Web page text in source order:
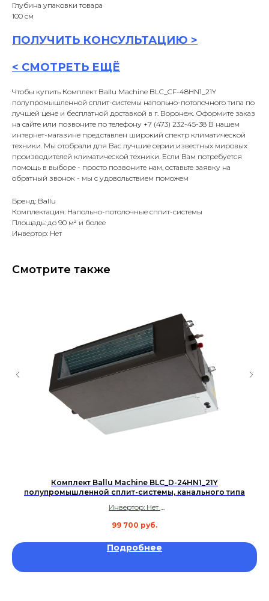
Глубина упаковки товара
100 см
ПОЛУЧИТЬ КОНСУЛЬТАЦИЮ >
< СМОТРЕТЬ ЕЩЁ
Чтобы купить Комплект Ballu Machine BLC_CF-48HN1_21Y
полупромышленной сплит-системы напольно-потолочного типа по
лучшей цене и бесплатной доставкой в г. Воронеж. Оформите заказ
на сайте или позвоните по телефону +7 (473) 232-45-38 В нашем
интернет-магазине представлен широкий спектр климатической
техники. Мы отобрали для Вас лучшие серии известных мировых
производителей климатической техники. Если Вам потребуется
помощь в выборе - просто позвоните нам, оставьте заявку на
обратный звонок - мы с удовольствием поможем
Бренд: Ballu
Комплектация: Напольно-потолочные сплит-системы
Площадь: до 90 м² и более
Инвертор: Нет
Смотрите также
Комплект Ballu Machine BLC_D-24HN1_21Y
полупромышленной сплит-системы, канального типа
Инвертор: Нет
Уровень шума: 42 дБ
99 700 руб.
Подробнее